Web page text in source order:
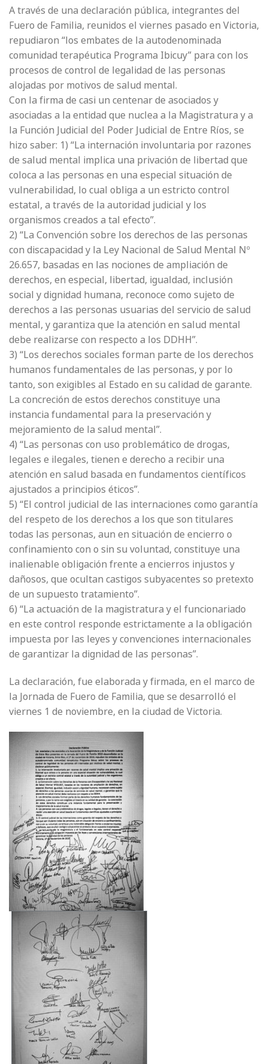
A través de una declaración pública, integrantes del
Fuero de Familia, reunidos el viernes pasado en Victoria,
repudiaron “los embates de la autodenominada
comunidad terapéutica Programa Ibicuy” para con los
procesos de control de legalidad de las personas
alojadas por motivos de salud mental.
Con la firma de casi un centenar de asociados y
asociadas a la entidad que nuclea a la Magistratura y a
la Función Judicial del Poder Judicial de Entre Ríos, se
hizo saber: 1) “La internación involuntaria por razones
de salud mental implica una privación de libertad que
coloca a las personas en una especial situación de
vulnerabilidad, lo cual obliga a un estricto control
estatal, a través de la autoridad judicial y los
organismos creados a tal efecto”.
2) “La Convención sobre los derechos de las personas
con discapacidad y la Ley Nacional de Salud Mental Nº
26.657, basadas en las nociones de ampliación de
derechos, en especial, libertad, igualdad, inclusión
social y dignidad humana, reconoce como sujeto de
derechos a las personas usuarias del servicio de salud
mental, y garantiza que la atención en salud mental
debe realizarse con respecto a los DDHH”.
3) “Los derechos sociales forman parte de los derechos
humanos fundamentales de las personas, y por lo
tanto, son exigibles al Estado en su calidad de garante.
La concreción de estos derechos constituye una
instancia fundamental para la preservación y
mejoramiento de la salud mental”.
4) “Las personas con uso problemático de drogas,
legales e ilegales, tienen e derecho a recibir una
atención en salud basada en fundamentos científicos
ajustados a principios éticos”.
5) “El control judicial de las internaciones como garantía
del respeto de los derechos a los que son titulares
todas las personas, aun en situación de encierro o
confinamiento con o sin su voluntad, constituye una
inalienable obligación frente a encierros injustos y
dañosos, que ocultan castigos subyacentes so pretexto
de un supuesto tratamiento”.
6) “La actuación de la magistratura y el funcionariado
en este control responde estrictamente a la obligación
impuesta por las leyes y convenciones internacionales
de garantizar la dignidad de las personas”.
La declaración, fue elaborada y firmada, en el marco de
la Jornada de Fuero de Familia, que se desarrolló el
viernes 1 de noviembre, en la ciudad de Victoria.